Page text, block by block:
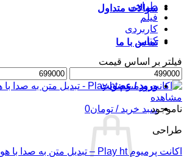
سوالات متداول
تماس با ما
ورود / عضویت
سبد خرید / تومان0
طراحی
فیلم
کاربردی
کتاب
فیلتر بر اساس قیمت
حداقل
قیمت
حداکثر
قیمت
مشاهده
ناموجود
طراحی
اکانت پرمیوم Play ht – تبدیل متن به صدا با هوش مصنوعی